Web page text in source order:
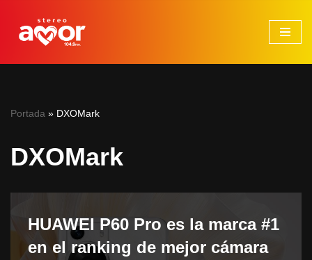
Saltar
Portada » DXOMark
DXOMark
HUAWEI P60 Pro es la marca #1
en el ranking de mejor cámara